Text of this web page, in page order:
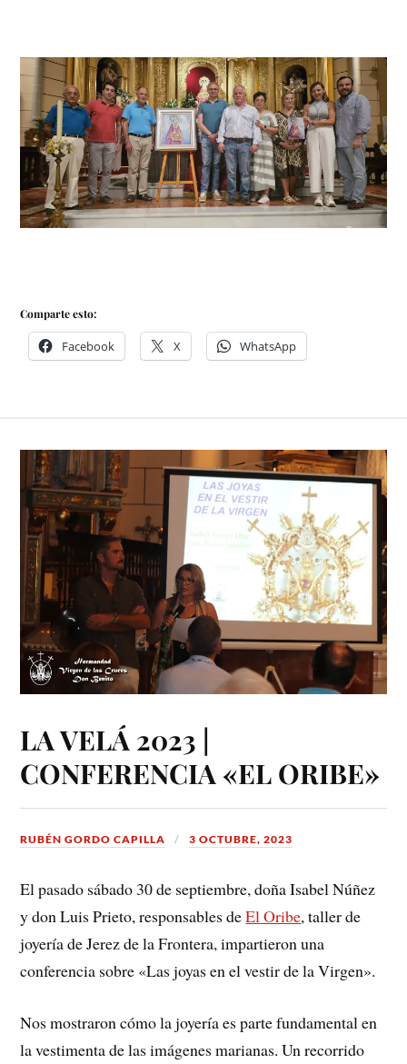
Comparte esto:
Facebook X WhatsApp
LA VELÁ 2023 |
CONFERENCIA «EL ORIBE»
RUBÉN GORDO CAPILLA 3 OCTUBRE, 2023
El pasado sábado 30 de septiembre, doña Isabel Núñez
y don Luis Prieto, responsables deEl Oribe, taller de
joyería de Jerez de la Frontera, impartieron una
conferencia sobre «Las joyas en el vestir de la Virgen».
Nos mostraron cómo la joyería es parte fundamental en
la vestimenta de las imágenes marianas. Un recorrido